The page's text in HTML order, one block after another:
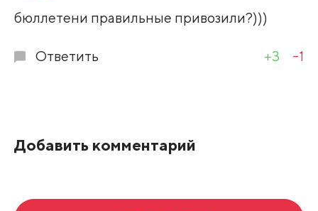
Развернуть все
бюллетени правильные привозили?)))
Ответить +3 -1
Добавить комментарий